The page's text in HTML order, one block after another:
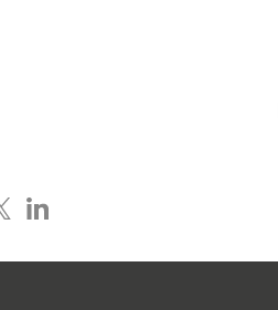
sur Facebook
sur X
Partager sur LinkedIn